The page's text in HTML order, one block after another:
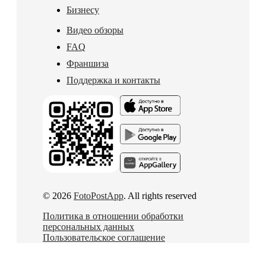
Бизнесу
Видео обзоры
FAQ
Франшиза
Поддержка и контакты
© 2026 FotoPostApp. All rights reserved
Политика в отношении обработки
персональных данных
Пользовательское соглашение